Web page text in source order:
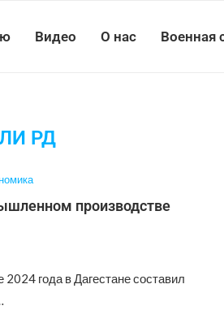
Видео О нас Военная
РД
производстве
года в Дагестане составил